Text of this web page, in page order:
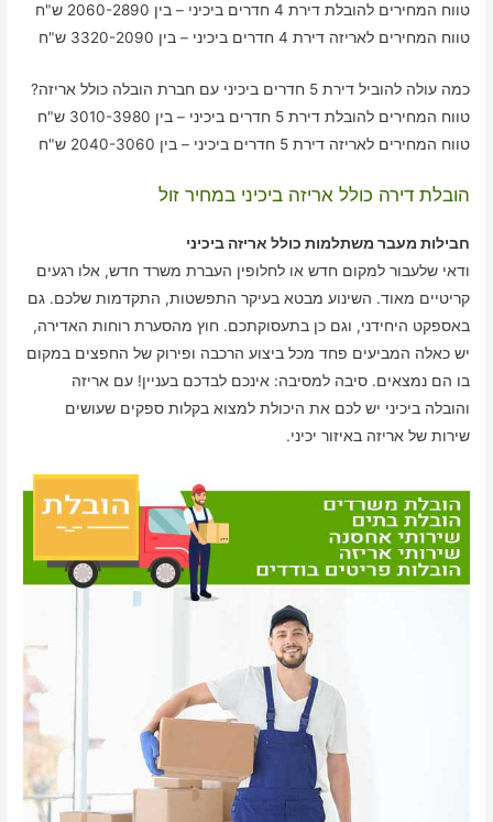
טווח המחירים להובלת דירת 4 חדרים ביכיני – בין 2060-2890 ש"ח
טווח המחירים לאריזה דירת 4 חדרים ביכיני – בין 3320-2090 ש"ח
כמה עולה להוביל דירת 5 חדרים ביכיני עם חברת הובלה כולל אריזה?
טווח המחירים להובלת דירת 5 חדרים ביכיני – בין 3010-3980 ש"ח
טווח המחירים לאריזה דירת 5 חדרים ביכיני – בין 2040-3060 ש"ח
הובלת דירה כולל אריזה ביכיני במחיר זול
חבילות מעבר משתלמות כולל אריזה ביכיני
ודאי שלעבור למקום חדש או לחלופין העברת משרד חדש, אלו רגעים
קריטיים מאוד. השינוע מבטא בעיקר התפשטות, התקדמות שלכם. גם
באספקט היחידני, וגם כן בתעסוקתכם. חוץ מהסערת רוחות האדירה,
יש כאלה המביעים פחד מכל ביצוע הרכבה ופירוק של החפצים במקום
בו הם נמצאים. סיבה למסיבה: אינכם לבדכם בעניין! עם אריזה
והובלה ביכיני יש לכם את היכולת למצוא בקלות ספקים שעושים
שירות של אריזה באיזור יכיני.